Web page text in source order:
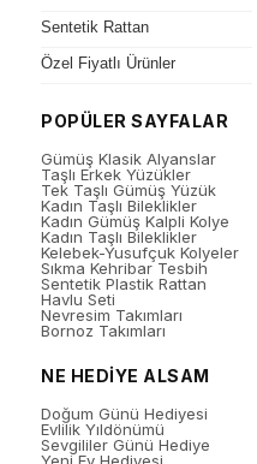
Sentetik Rattan
Özel Fiyatlı Ürünler
POPÜLER SAYFALAR
Gümüş Klasik Alyanslar
Taşlı Erkek Yüzükler
Tek Taşlı Gümüş Yüzük
Kadın Taşlı Bileklikler
Kadın Gümüş Kalpli Kolye
Kadın Taşlı Bileklikler
Kelebek-Yusufçuk Kolyeler
Sıkma Kehribar Tesbih
Sentetik Plastik Rattan
Havlu Seti
Nevresim Takımları
Bornoz Takımları
NE HEDİYE ALSAM
Doğum Günü Hediyesi
Evlilik Yıldönümü
Sevgililer Günü Hediye
Yeni Ev Hediyesi